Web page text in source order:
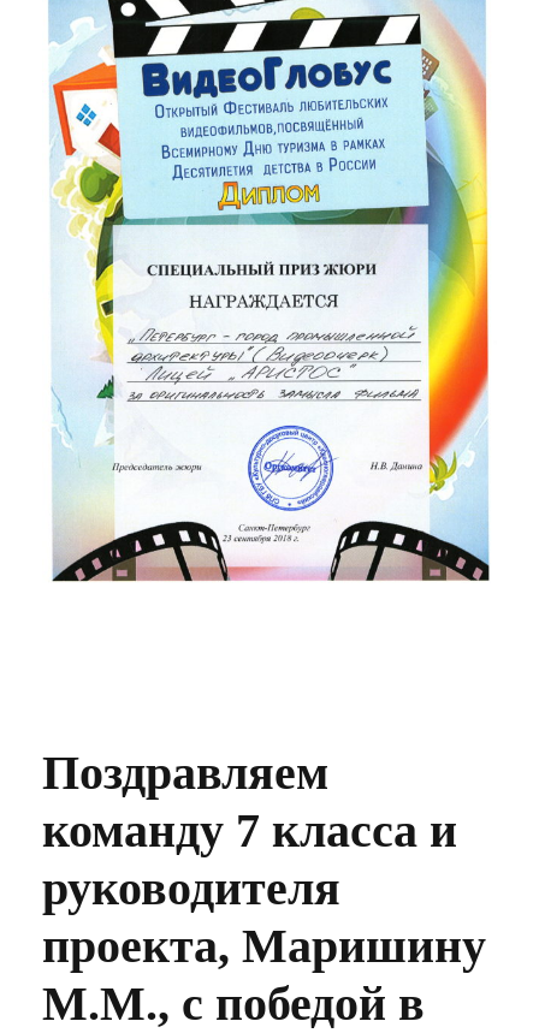
Поздравляем
команду 7 класса и
руководителя
проекта, Маришину
М.М., с победой в